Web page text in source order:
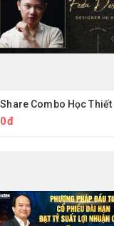
0đ